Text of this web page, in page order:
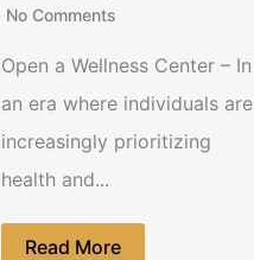
No Comments
Open a Wellness Center – In
an era where individuals are
increasingly prioritizing
health and...
Read More